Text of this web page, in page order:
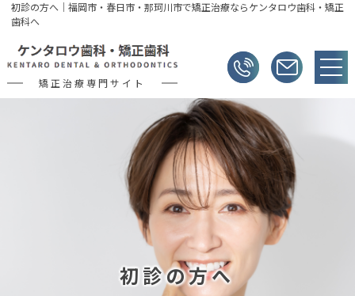
初診の方へ｜福岡市・春日市・那珂川市で矯正治療ならケンタロウ歯科・矯正
歯科へ
矯正治療専門サイト
初診の方へ